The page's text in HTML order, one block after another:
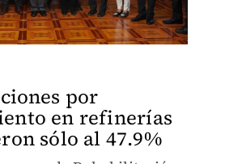
por
en refinerías
sólo al 47.9%